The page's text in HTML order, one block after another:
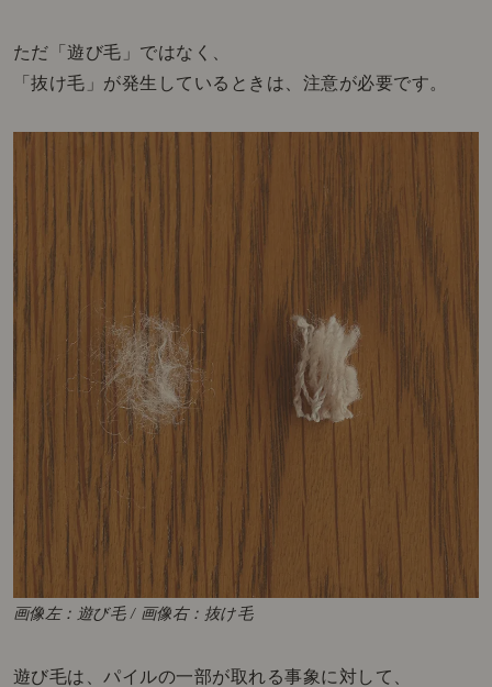
ただ「遊び毛」ではなく、
「抜け毛」が発生しているときは、注意が必要です。
画像左：遊び毛 / 画像右：抜け毛
遊び毛は、パイルの一部が取れる事象に対して、